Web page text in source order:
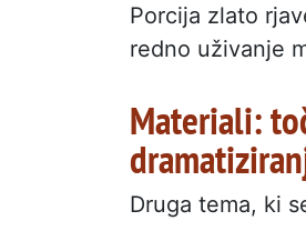
Porcija zlato
redno uživanje
Materiali:
Druga tema, ki